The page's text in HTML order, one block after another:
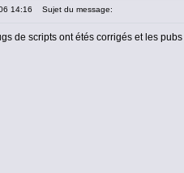
14:16 Sujet du message:
de scripts ont étés corrigés et les